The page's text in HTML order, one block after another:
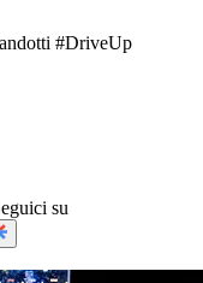
#DriveUp
su